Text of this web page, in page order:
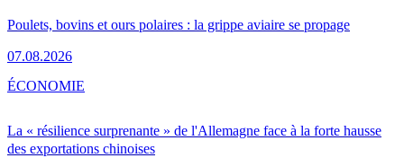
Poulets, bovins et ours polaires : la grippe aviaire se propage
07.08.2026
La « résilience surprenante » de l'Allemagne face à la forte hausse
des exportations chinoises
ÉCONOMIE